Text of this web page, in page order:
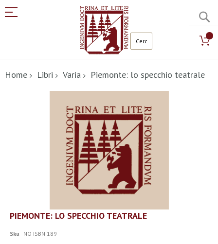
al
contenuto
Home Libri Varia Piemonte: lo specchio teatrale
Vai
all'inizio
galleria
PIEMONTE: LO SPECCHIO TEATRALE
Sku NO ISBN 189